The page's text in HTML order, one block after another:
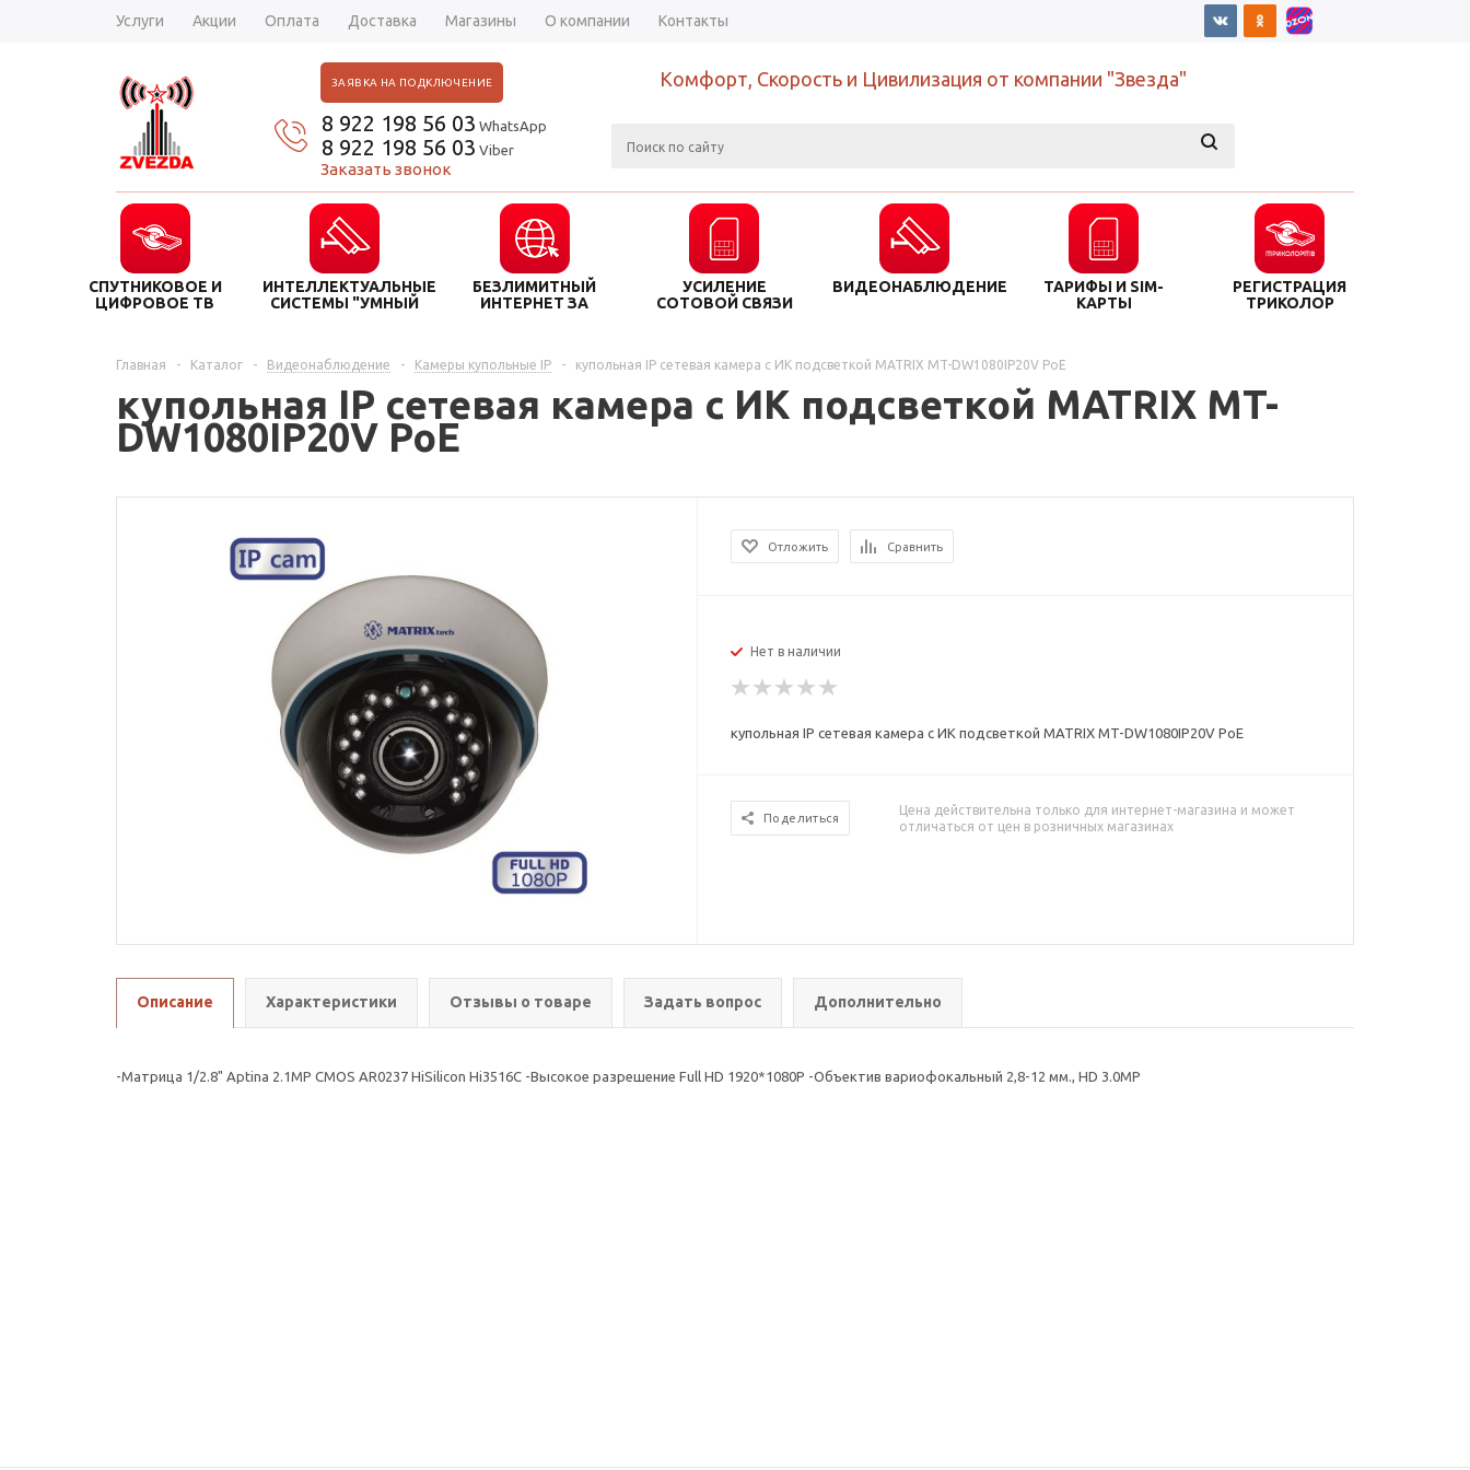
Услуги Акции Оплата Доставка Магазины О компании Контакты
ЗАЯВКА НА ПОДКЛЮЧЕНИЕ Комфорт, Скорость и Цивилизация от компании "Звезда"
8 922 198 56 03 WhatsApp
8 922 198 56 03 Viber
Заказать звонок
СПУТНИКОВОЕ И
ЦИФРОВОЕ ТВ
ИНТЕЛЛЕКТУАЛЬНЫЕ
СИСТЕМЫ "УМНЫЙ
БЕЗЛИМИТНЫЙ
ИНТЕРНЕТ ЗА
УСИЛЕНИЕ
СОТОВОЙ СВЯЗИ
ВИДЕОНАБЛЮДЕНИЕ
ТАРИФЫ И SIM-
КАРТЫ
РЕГИСТРАЦИЯ
ТРИКОЛОР
Главная - Каталог - Видеонаблюдение - Камеры купольные IP - купольная IP сетевая камера с ИК подсветкой MATRIX MT-DW1080IP20V PoE
купольная IP сетевая камера с ИК подсветкой MATRIX MT-
DW1080IP20V PoE
Отложить Сравнить
Нет в наличии
купольная IP сетевая камера с ИК подсветкой MATRIX MT-DW1080IP20V PoE
Поделиться
Цена действительна только для интернет-магазина и может
отличаться от цен в розничных магазинах
Описание Характеристики Отзывы о товаре Задать вопрос Дополнительно
-Матрица 1/2.8" Aptina 2.1MP CMOS AR0237 HiSilicon Hi3516C -Высокое разрешение Full HD 1920*1080P -Объектив вариофокальный 2,8-12 мм., HD 3.0MP